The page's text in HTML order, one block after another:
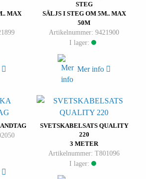
MAX
STEG
SÄLJS I STEG OM 5M.. MAX
50M
Artikelnummer: 9421900
I lager:
Mer info
SVETSKABELSATS QUALITY
220
3 METER
Artikelnummer: T801096
I lager: